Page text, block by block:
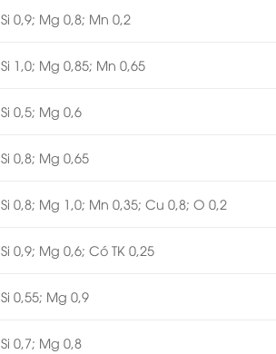
Si 0,9; Mg 0,8; Mn 0,2
Si 1,0; Mg 0,85; Mn 0,65
Si 0,5; Mg 0,6
Si 0,8; Mg 0,65
Si 0,8; Mg 1,0; Mn 0,35; Cu 0,8; O 0,2
Si 0,9; Mg 0,6; Có TK 0,25
Si 0,55; Mg 0,9
Si 0,7; Mg 0,8